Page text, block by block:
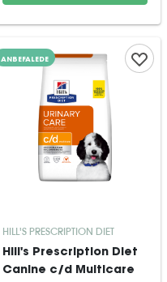
ANBEFALEDE
HILL'S PRESCRIPTION DIET
Hill's Prescription Diet
Canine c/d Multicare